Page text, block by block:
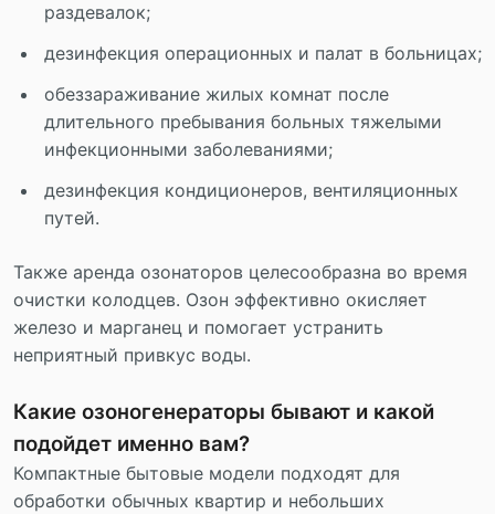
раздевалок;
дезинфекция операционных и палат в больницах;
обеззараживание жилых комнат после
длительного пребывания больных тяжелыми
инфекционными заболеваниями;
дезинфекция кондиционеров, вентиляционных
путей.
Также аренда озонаторов целесообразна во время
очистки колодцев. Озон эффективно окисляет
железо и марганец и помогает устранить
неприятный привкус воды.
Какие озоногенераторы бывают и какой
подойдет именно вам?
Компактные бытовые модели подходят для
обработки обычных квартир и небольших